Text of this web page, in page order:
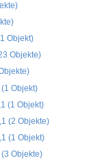
Objekt)
Objekte)
Objekt)
(1 Objekt)
(2 Objekte)
(1 Objekt)
Objekte)